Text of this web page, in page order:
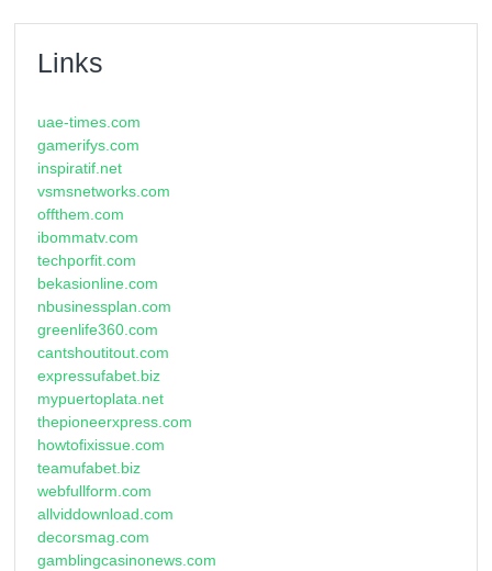
Links
uae-times.com
gamerifys.com
inspiratif.net
vsmsnetworks.com
offthem.com
ibommatv.com
techporfit.com
bekasionline.com
nbusinessplan.com
greenlife360.com
cantshoutitout.com
expressufabet.biz
mypuertoplata.net
thepioneerxpress.com
howtofixissue.com
teamufabet.biz
webfullform.com
allviddownload.com
decorsmag.com
gamblingcasinonews.com